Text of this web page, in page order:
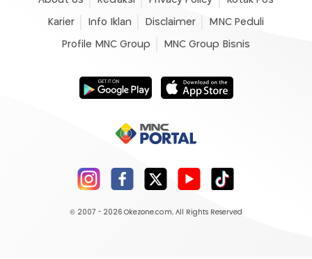
Karier Info Iklan Disclaimer MNC Peduli
Profile MNC Group MNC Group Bisnis
© 2007 - 2026 Okezone.com, All Rights Reserved